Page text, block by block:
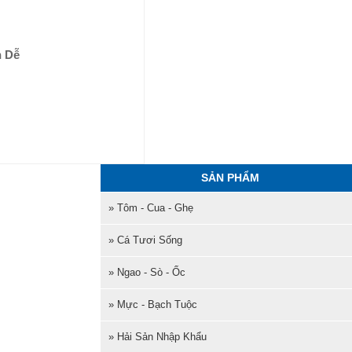
Dễ
SẢN PHẨM
» Tôm - Cua - Ghẹ
» Cá Tươi Sống
» Ngao - Sò - Ốc
» Mực - Bạch Tuộc
» Hải Sản Nhập Khẩu